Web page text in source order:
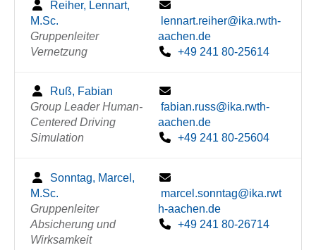
Reiher, Lennart,
M.Sc.
Gruppenleiter
Vernetzung
lennart.reiher@ika.rwth-
aachen.de
+49 241 80-25614
Ruß, Fabian
Group Leader Human-
Centered Driving
Simulation
fabian.russ@ika.rwth-
aachen.de
+49 241 80-25604
Sonntag, Marcel,
M.Sc.
Gruppenleiter
Absicherung und
Wirksamkeit
marcel.sonntag@ika.rwt
h-aachen.de
+49 241 80-26714